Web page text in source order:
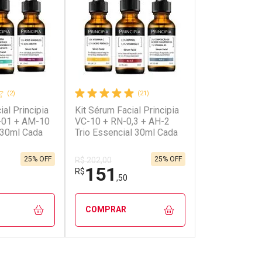
cada
cada
Ativar Desconto
Por R$ 137,99/cada
Por R$ 137,99/cada
(2)
Principia
+ AM-10
Cada
25% OFF
(21)
Kit Sérum Facial Principia
VC-10 + RN-0,3 + AH-2
Trio Essencial 30ml Cada
R$ 202,00
R$151 ,50
25% OFF
COMPRAR